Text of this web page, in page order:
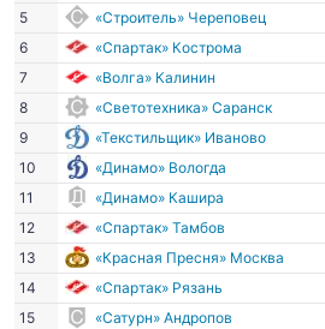
5
«Строитель» Череповец
6
«Спартак» Кострома
7
«Волга» Калинин
8
«Светотехника» Саранск
9
«Текстильщик» Иваново
10
«Динамо» Вологда
11
«Динамо» Кашира
12
«Спартак» Тамбов
13
«Красная Пресня» Москва
14
«Спартак» Рязань
15
«Сатурн» Андропов